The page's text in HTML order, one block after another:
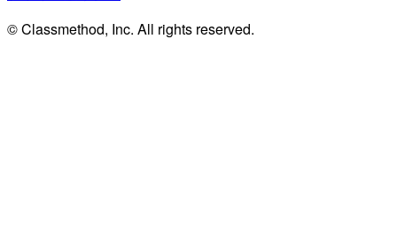
© Classmethod, Inc. All rights reserved.